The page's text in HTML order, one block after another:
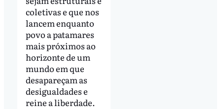
coletivas e que nos
lancem enquanto
povo a patamares
mais próximos ao
horizonte de um
mundo em que
desapareçam as
desigualdades e
reine a liberdade.